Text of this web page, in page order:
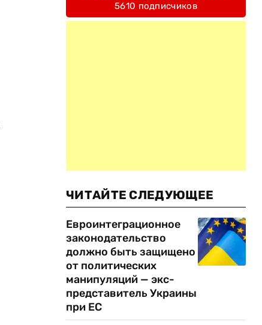
5610 подписчиков
ЧИТАЙТЕ СЛЕДУЮЩЕЕ
Евроинтеграционное
законодательство
должно быть защищено
от политических
манипуляций — экс-
представитель Украины
при ЕС